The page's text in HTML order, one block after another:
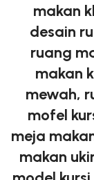
makan
desain
ruang
makan
mewah,
mofel
meja
makan